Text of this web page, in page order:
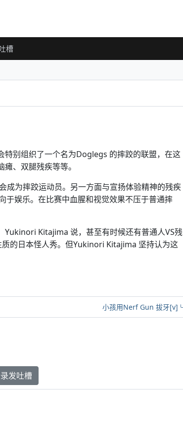
槽
特别组织了一个名为Doglegs 的摔跤的联盟，在这
、双腿残疾等等。
成为摔跤运动员。另一方面与宣扬体验精神的残疾
娱乐。在比赛中血腥和视觉效果不压于普通摔
Yukinori Kitajima 说，甚至有时候还有普通人VS残
的日本怪人秀。但Yukinori Kitajima 坚持认为这
小孩用Nerf Gun 拔牙[v]
发吐槽